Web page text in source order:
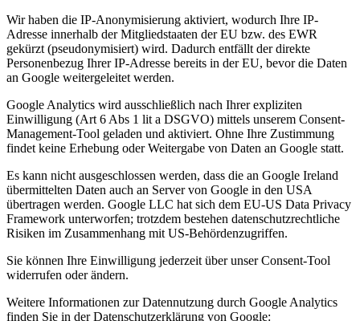
Wir haben die IP-Anonymisierung aktiviert, wodurch Ihre IP-
Adresse innerhalb der Mitgliedstaaten der EU bzw. des EWR
gekürzt (pseudonymisiert) wird. Dadurch entfällt der direkte
Personenbezug Ihrer IP-Adresse bereits in der EU, bevor die Daten
an Google weitergeleitet werden.
Google Analytics wird ausschließlich nach Ihrer expliziten
Einwilligung (Art 6 Abs 1 lit a DSGVO) mittels unserem Consent-
Management-Tool geladen und aktiviert. Ohne Ihre Zustimmung
findet keine Erhebung oder Weitergabe von Daten an Google statt.
Es kann nicht ausgeschlossen werden, dass die an Google Ireland
übermittelten Daten auch an Server von Google in den USA
übertragen werden. Google LLC hat sich dem EU-US Data Privacy
Framework unterworfen; trotzdem bestehen datenschutzrechtliche
Risiken im Zusammenhang mit US-Behördenzugriffen.
Sie können Ihre Einwilligung jederzeit über unser Consent-Tool
widerrufen oder ändern.
Weitere Informationen zur Datennutzung durch Google Analytics
finden Sie in der Datenschutzerklärung von Google: